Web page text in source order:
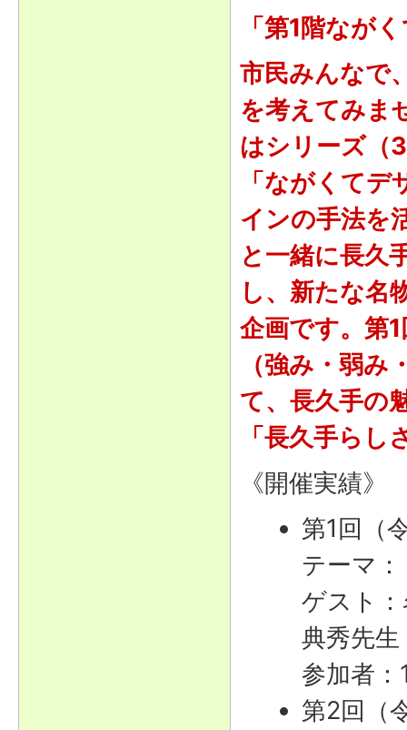
「第1階なが
市民みんなで
を考えてみま
はシリーズ（
「ながくて
インの手法を
と一緒に長久
し、新たな名
企画です。第
（強み・弱み
て、長久手の
「長久手らし
《開催実績》
第1回（
テーマ
ゲスト
典秀先生
参加者：
第2回（